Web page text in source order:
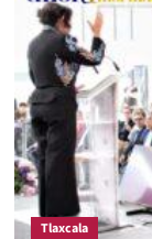
Tlaxcala